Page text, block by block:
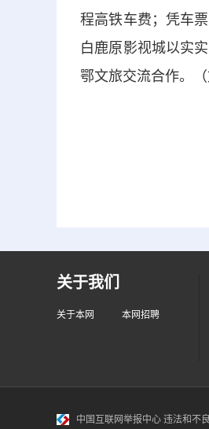
程高铁车费；凭车
白鹿原影视城以实
鄂文旅交流合作。（
关于我们
关于本网 本网招聘
中国互联网举报中心 违法和不